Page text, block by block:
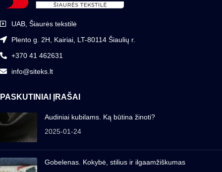
UAB, Šiaurės tekstilė
Plento g. 2H, Kairiai, LT-80114 Šiaulių r.
+370 41 462631
info@siteks.lt
PASKUTINIAI ĮRAŠAI
Audiniai kubilams. Ką būtina žinoti?
2025-01-24
Gobelenas. Kokybė, stilius ir ilgaamžiškumas